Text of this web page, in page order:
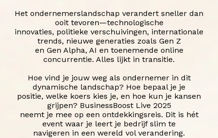
Het ondernemerslandschap verandert sneller dan
ooit tevoren—technologische
innovaties, politieke verschuivingen, internationale
trends, nieuwe generaties zoals Gen Z
en Gen Alpha, AI en toenemende online
concurrentie. Alles lijkt in transitie.
Hoe vind je jouw weg als ondernemer in dit
dynamische landschap? Hoe bepaal je je
positie, welke koers kies je, en hoe kun je kansen
grijpen? BusinessBoost Live 2025
neemt je mee op een ontdekkingsreis. Dit is hét
event waar je leert je bedrijf slim te
navigeren in een wereld vol verandering.